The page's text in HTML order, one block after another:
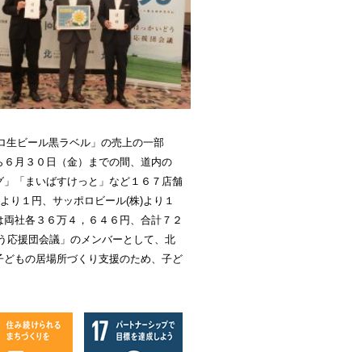
生ビール黒ラベル」の売上の一部
月３０日（金）までの間、道内の
「まいばすけっと」など１６７店舗
より１円、サッポロビール(株)より１
社各３６万４，６４６円、合計７２
応援団会議」のメンバーとして、北
もの居場所づくり支援のため、子ど